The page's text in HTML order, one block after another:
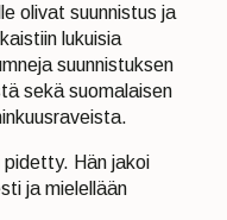
olivat suunnistus ja
lukuisia
suunnistuksen
sekä suomalaisen
Hän jakoi
ja mielellään